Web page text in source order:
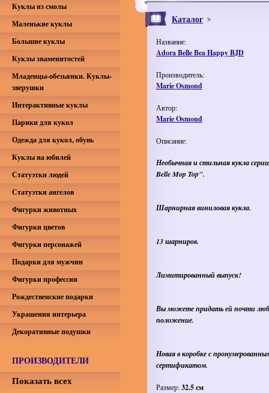
Каталог
Название:
Adora Belle Bea Happy BJD
Производитель:
Marie Osmond
Автор:
Marie Osmond
Описание:
Необычная и стильная кукла
Belle Mop Top".
Шарнирная виниловая кукла.
13 шарниров.
Лимитированный выпуск!
Вы можете придать ей почти
положение.
Новая в коробке с
сертификатом.
Размер:32.5 см
Куклы из смолы
Маленькие куклы
Большие куклы
Куклы знаменитостей
Младенцы-обезьянки. Куклы-
зверушки
Интерактивные куклы
Парики для кукол
Одежда для кукол, обувь
Куклы на юбилей
Статуэтки людей
Статуэтки ангелов
Фигурки животных
Фигурки цветов
Фигурки персонажей
Подарки для мужчин
Фигурки профессии
Рождественские подарки
Украшения интерьера
Декоративные подушки
ПРОИЗВОДИТЕЛИ
Показать всех